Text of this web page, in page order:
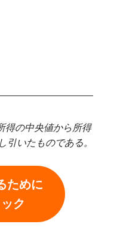
得の中央値から所得
いたものである。
ために
ク